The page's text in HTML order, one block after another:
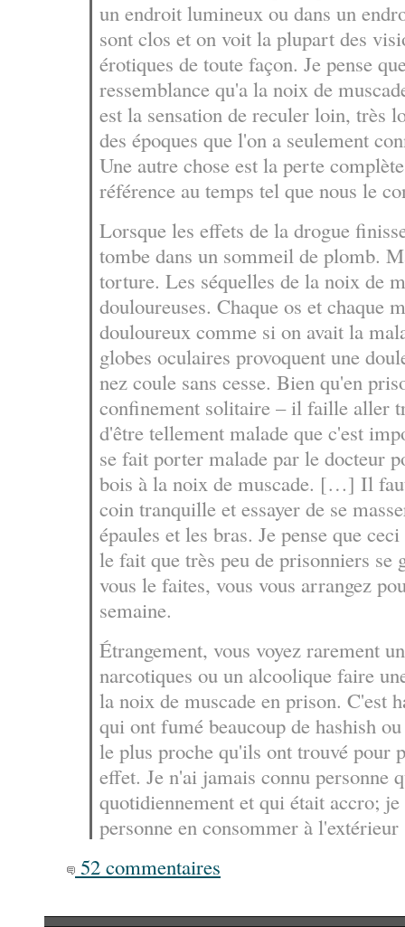
un endroit lumineux ou dans un
sont clos et on voit la plupart des
érotiques de toute façon. Je pense
ressemblance qu'a la noix de
est la sensation de reculer loin, très
des époques que l'on a seulement
Une autre chose est la perte
référence au temps tel que nous le
Lorsque les effets de la drogue
tombe dans un sommeil de plomb.
torture. Les séquelles de la noix de
douloureuses. Chaque os et chaque
douloureux comme si on avait la
globes oculaires provoquent une
nez coule sans cesse. Bien qu'en
confinement solitaire – il faille aller
d'être tellement malade que c'est
se fait porter malade par le docteur
bois à la noix de muscade. […] Il
coin tranquille et essayer de se
épaules et les bras. Je pense que
le fait que très peu de prisonniers se
vous le faites, vous vous arrangez
semaine.
Étrangement, vous voyez rarement
narcotiques ou un alcoolique faire
la noix de muscade en prison. C'est
qui ont fumé beaucoup de hashish
le plus proche qu'ils ont trouvé pour
effet. Je n'ai jamais connu personne
quotidiennement et qui était accro;
personne en consommer à
52 commentaires